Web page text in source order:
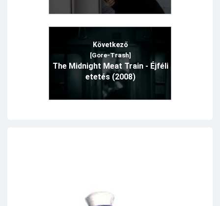
Következő
[Gore-Trash]
The Midnight Meat Train - Éjféli
etetés (2008)